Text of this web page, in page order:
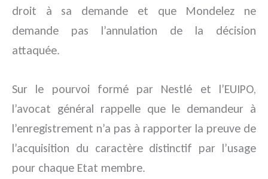
droit à sa demande et que Mondelez ne
demande pas l’annulation de la décision
attaquée.
Sur le pourvoi formé par Nestlé et l’EUIPO,
l’avocat général rappelle que le demandeur à
l’enregistrement n’a pas à rapporter la preuve de
l’acquisition du caractère distinctif par l’usage
pour chaque Etat membre.